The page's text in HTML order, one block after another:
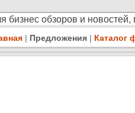
бизнес обзоров и
| Предложения | Каталог